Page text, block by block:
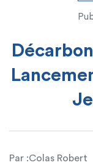
Expertise et
Par :Colas Robert